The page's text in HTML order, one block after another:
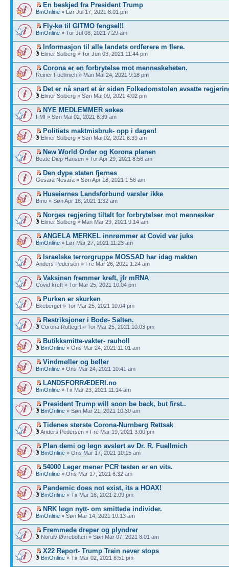
En beskjed fra President Trump
BmOnline » Lør Jul 17, 2021 8:01 pm
Fly-kø til GITMO fengsel!!
BmOnline » Tor Jul 08, 2021 7:29 am
Informasjon til alle landets ordførere m flere.
Elmer Solberg » Tor Jun 03, 2021 11:44 pm
Corona er en forbrytelse mot menneskeheten.
Reiner Fuellmich » Man Mai 24, 2021 9:18 pm
Det er nå snart et år siden Folkedomstolen avsatte
Elmer Solberg » Søn Mai 09, 2021 4:02 pm
NYE MEDLEMMER søkes
FMI » Søn Mai 02, 2021 6:39 am
Politiets maktmisbruk- opp i dagen!
Elmer Solberg » Søn Mai 02, 2021 6:39 am
New World Order og Korona planen
Beate Diep Hansen » Tor Apr 29, 2021 8:56 am
Den dype staten fjernes
Gesara Nesara » Søn Apr 18, 2021 1:56 am
Huseiernes Landsforbund varsler ikke
Bmo » Søn Apr 18, 2021 1:32 am
Norges regjering tiltalt for forbrytelser mot mennesker
Elmer Solberg » Man Mar 29, 2021 9:14 am
ANGELA MERKEL innrømmer at Covid var juks
BmOnline » Lør Mar 27, 2021 11:23 am
Israelske terrorgruppe MOSSAD har idag makten
Anders Pedersen » Fre Mar 26, 2021 1:24 am
Vaksinen fremmer kreft, jfr mRNA
Covid kreft » Tor Mar 25, 2021 10:04 pm
Purken er skurken
Ekeberget » Tor Mar 25, 2021 10:04 pm
Restriksjoner i Bodø- Salten.
Corona Rottegift » Tor Mar 25, 2021 10:03 pm
Butikksmitte-vakter- rauholl
BmOnline » Ons Mar 24, 2021 11:01 am
Vindmøller og bøller
BmOnline » Ons Mar 24, 2021 10:41 am
LANDSFORRÆDERI.no
BmOnline » Tir Mar 23, 2021 11:14 am
President Trump will soon be back, but first..
BmOnline » Søn Mar 21, 2021 10:30 am
Tidenes største Corona-Nurnberg Rettsak
Anders Pedersen » Fre Mar 19, 2021 3:00 pm
Plan demi og løgn avslørt av Dr. R. Fuellmich
BmOnline » Ons Mar 17, 2021 10:15 am
54000 Leger mener PCR testen er en vits.
BmOnline » Ons Mar 17, 2021 6:32 am
Pandemic does not exist, its a HOAX!
BmOnline » Tir Mar 16, 2021 2:09 pm
NRK løgn nytt- om smittede individer.
BmOnline » Søn Mar 14, 2021 10:13 am
Fremmede dreper og plyndrer
Norulv Øvrebotten » Søn Mar 07, 2021 8:01 am
X22 Report- Trump Train never stops
BmOnline » Tir Mar 02, 2021 8:51 pm